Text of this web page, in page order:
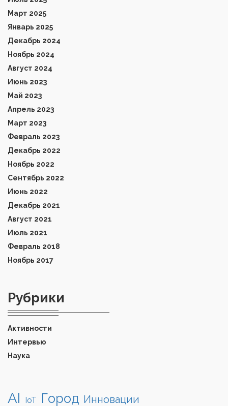
Март 2025
Январь 2025
Декабрь 2024
Ноябрь 2024
Август 2024
Июнь 2023
Май 2023
Апрель 2023
Март 2023
Февраль 2023
Декабрь 2022
Ноябрь 2022
Сентябрь 2022
Июнь 2022
Декабрь 2021
Август 2021
Июль 2021
Февраль 2018
Ноябрь 2017
Рубрики
Активности
Интервью
Наука
AI IoT Город Инновации